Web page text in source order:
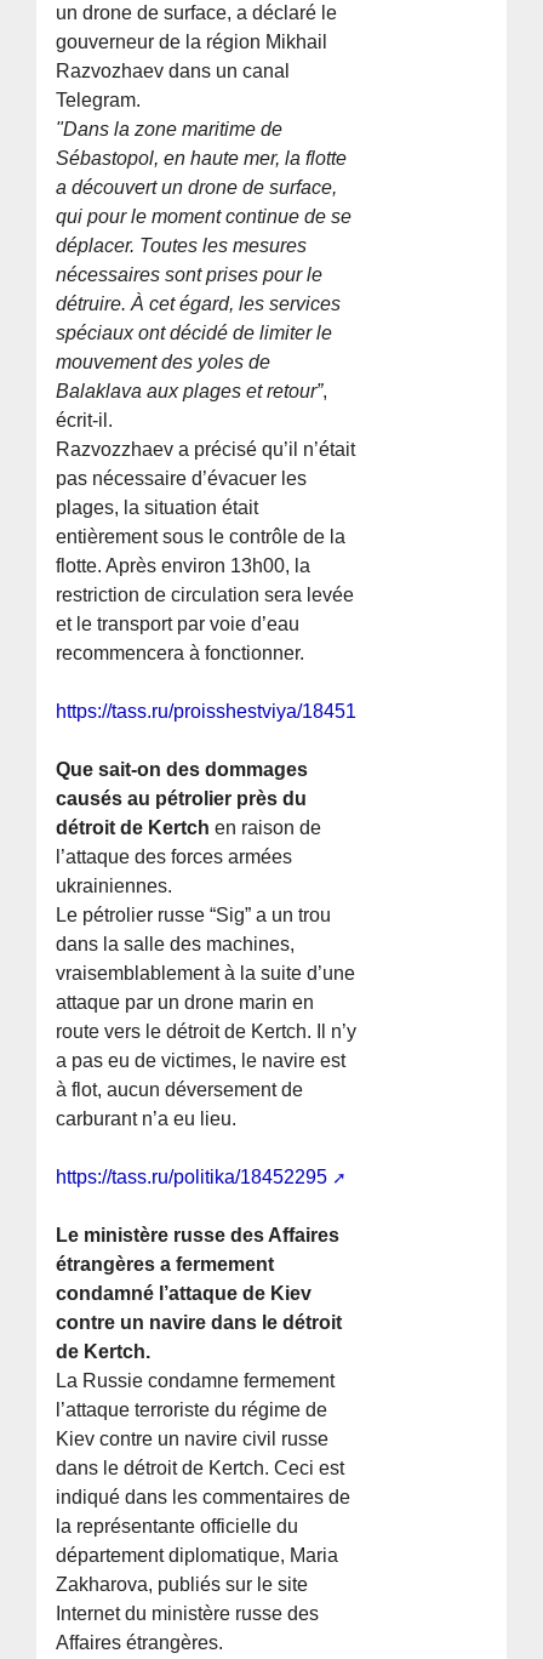
un drone de surface, a déclaré le
gouverneur de la région Mikhail
Razvozhaev dans un canal
Telegram.
"Dans la zone maritime de
Sébastopol, en haute mer, la flotte
a découvert un drone de surface,
qui pour le moment continue de se
déplacer. Toutes les mesures
nécessaires sont prises pour le
détruire. À cet égard, les services
spéciaux ont décidé de limiter le
mouvement des yoles de
Balaklava aux plages et retour”,
écrit-il.
Razvozzhaev a précisé qu’il n’était
pas nécessaire d’évacuer les
plages, la situation était
entièrement sous le contrôle de la
flotte. Après environ 13h00, la
restriction de circulation sera levée
et le transport par voie d’eau
recommencera à fonctionner.
https://tass.ru/proisshestviya/18451569
Que sait-on des dommages
causés au pétrolier près du
détroit de Kertch en raison de
l’attaque des forces armées
ukrainiennes.
Le pétrolier russe “Sig” a un trou
dans la salle des machines,
vraisemblablement à la suite d’une
attaque par un drone marin en
route vers le détroit de Kertch. Il n’y
a pas eu de victimes, le navire est
à flot, aucun déversement de
carburant n’a eu lieu.
https://tass.ru/politika/18452295
Le ministère russe des Affaires
étrangères a fermement
condamné l’attaque de Kiev
contre un navire dans le détroit
de Kertch.
La Russie condamne fermement
l’attaque terroriste du régime de
Kiev contre un navire civil russe
dans le détroit de Kertch. Ceci est
indiqué dans les commentaires de
la représentante officielle du
département diplomatique, Maria
Zakharova, publiés sur le site
Internet du ministère russe des
Affaires étrangères.